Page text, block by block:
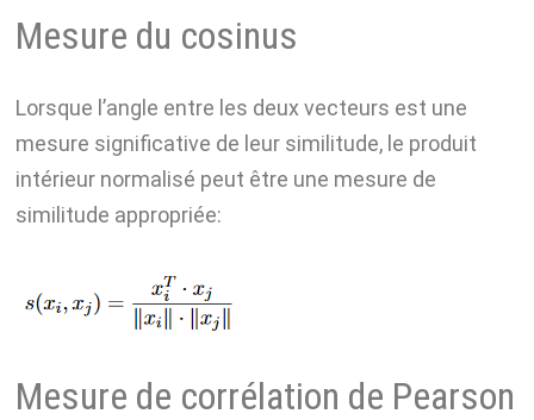
Mesure du cosinus
Lorsque l’angle entre les deux vecteurs est une
mesure significative de leur similitude, le produit
intérieur normalisé peut être une mesure de
similitude appropriée:
Mesure de corrélation de Pearson